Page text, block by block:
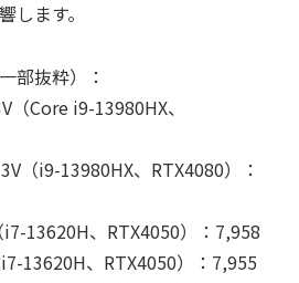
します。
部抜粋）：
Core i9-13980HX、
（i9-13980HX、RTX4080）：
13620H、RTX4050）：7,958
13620H、RTX4050）：7,955